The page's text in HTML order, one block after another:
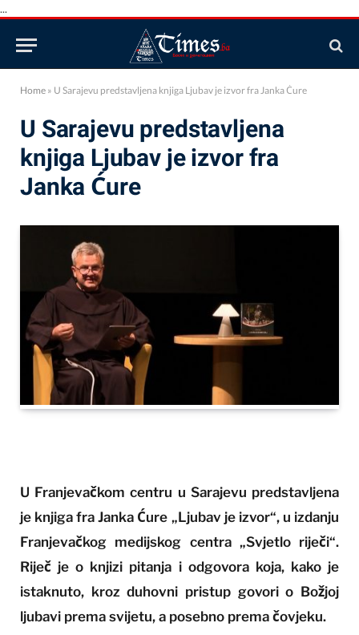
...
Home » U Sarajevu predstavljena knjiga Ljubav je izvor fra Janka Ćure
U Sarajevu predstavljena
knjiga Ljubav je izvor fra
Janka Ćure
U Franjevačkom centru u Sarajevu predstavljena
je knjiga fra Janka Ćure „Ljubav je izvor“, u izdanju
Franjevačkog medijskog centra „Svjetlo riječi“.
Riječ je o knjizi pitanja i odgovora koja, kako je
istaknuto, kroz duhovni pristup govori o Božjoj
ljubavi prema svijetu, a posebno prema čovjeku.